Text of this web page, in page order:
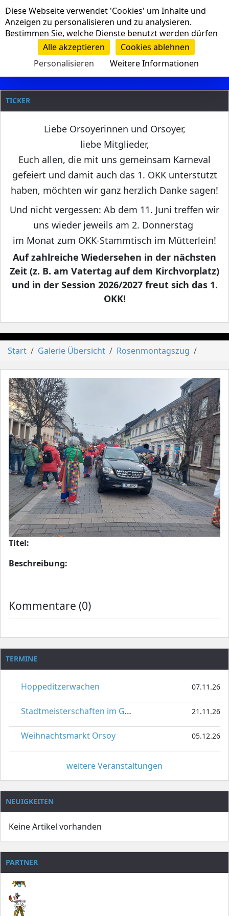
Navigation
Clanname
TICKER
Liebe Orsoyerinnen und Orsoyer,
liebe Mitglieder,
Euch allen, die mit uns gemeinsam Karneval
gefeiert und damit auch das 1. OKK unterstützt
haben, möchten wir ganz herzlich Danke sagen!
Und nicht vergessen: Ab dem 11. Juni treffen wir
uns wieder jeweils am 2. Donnerstag
im Monat zum OKK-Stammtisch im Mütterlein!
Auf zahlreiche Wiedersehen in der nächsten
Zeit (z. B. am Vatertag auf dem Kirchvorplatz)
und in der Session 2026/2027 freut sich das 1.
OKK!
Start Galerie Übersicht Rosenmontagszug
Titel:
Beschreibung:
Kommentare (0)
TERMINE
Hoppeditzerwachen 07.11.26
Stadtmeisterschaften im Gardetanz 21.11.26
Weihnachtsmarkt Orsoy 05.12.26
weitere Veranstaltungen
NEUIGKEITEN
Keine Artikel vorhanden
PARTNER
Cookie-Einstellungen
Diese Webseite verwendet 'Cookies' um Inhalte und
Anzeigen zu personalisieren und zu analysieren.
Bestimmen Sie, welche Dienste benutzt werden dürfen
Alle akzeptieren
Cookies ablehnen
Personalisieren
Weitere Informationen